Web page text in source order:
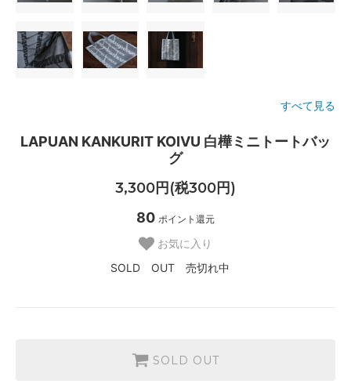
すべて見る
LAPUAN KANKURIT KOIVU 白樺ミニトートバッ
グ
3,300円(税300円)
80 ポイント還元
お気に入り
SOLD OUT 売切れ中
SOLD OUT